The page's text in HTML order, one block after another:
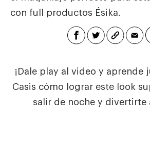
con full productos Ésika.
¡Dale play al video y aprende
Casis cómo lograr este look
salir de noche y divertirte